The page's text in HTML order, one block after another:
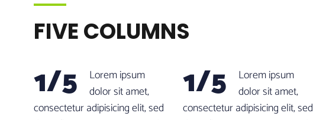
FIVE COLUMNS
1/5
Lorem ipsum
dolor sit amet,
consectetur adipisicing elit, sed
1/5
Lorem ipsum
dolor sit amet,
consectetur adipisicing elit, sed